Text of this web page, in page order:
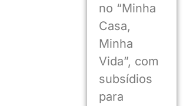
no “Minha
Casa,
Minha
Vida”, com
subsídios
para